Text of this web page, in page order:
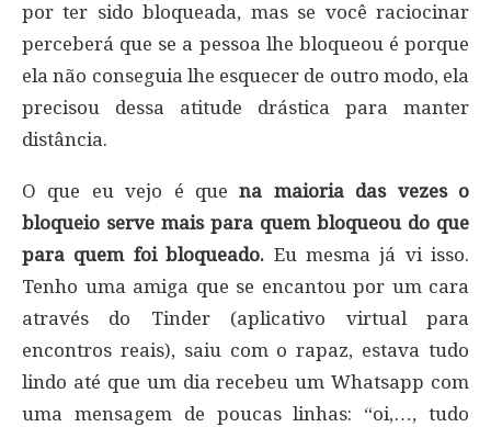
por ter sido bloqueada, mas se você raciocinar
perceberá que se a pessoa lhe bloqueou é porque
ela não conseguia lhe esquecer de outro modo, ela
precisou dessa atitude drástica para manter
distância.
O que eu vejo é quena maioria das vezes o
bloqueio serve mais para quem bloqueou do que
para quem foi bloqueado. Eu mesma já vi isso.
Tenho uma amiga que se encantou por um cara
através do Tinder (aplicativo virtual para
encontros reais), saiu com o rapaz, estava tudo
lindo até que um dia recebeu um Whatsapp com
uma mensagem de poucas linhas: “oi,…, tudo